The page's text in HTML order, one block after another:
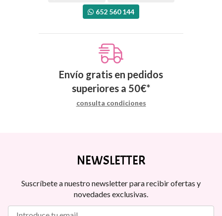
652 560 144
Envío gratis en pedidos
superiores a 50€*
consulta condiciones
NEWSLETTER
Suscríbete a nuestro newsletter para recibir ofertas y
novedades exclusivas.